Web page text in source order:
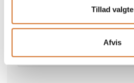
Tillad valgte
Afvis